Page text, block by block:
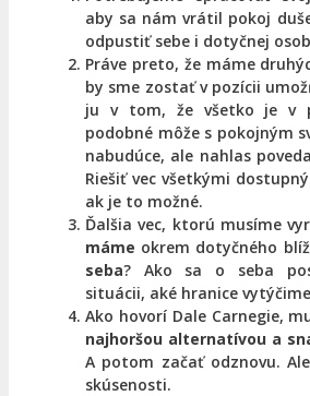
aby sa nám vrátil pokoj
odpustiť sebe i dotyčnej
Práve preto, že máme
by sme zostať v pozícii
ju v tom, že všetko je v
podobné môže s pokojným
nabudúce, ale nahlas
Riešiť vec všetkými
ak je to možné.
Ďalšia vec, ktorú musíme
máme okrem dotyčného
seba? Ako sa o seba
situácii, aké hranice
Ako hovorí Dale Carnegie,
najhoršou alternatívou a
A potom začať odznovu.
skúsenosti.